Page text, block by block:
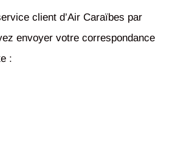
client d’Air Caraïbes par
envoyer votre correspondance
: